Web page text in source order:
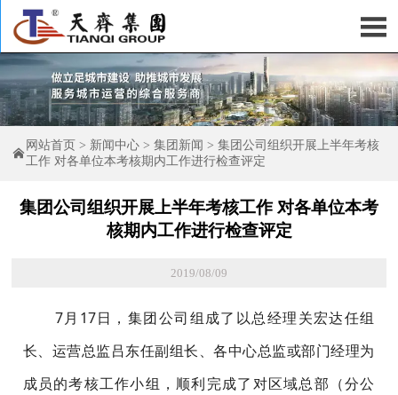


网站首页 > 新闻中心 > 集团新闻 > 集团公司组织开展上半年考核
工作 对各单位本考核期内工作进行检查评定
集团公司组织开展上半年考核工作 对各单位本考
核期内工作进行检查评定
2019/08/09
7月17日，集团公司组成了以总经理关宏达任组
长、运营总监吕东任副组长、各中心总监或部门经理为
成员的考核工作小组，顺利完成了对区域总部（分公